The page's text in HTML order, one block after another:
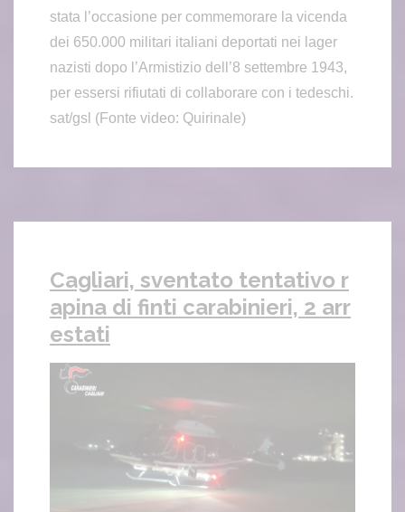
stata l’occasione per commemorare la vicenda
dei 650.000 militari italiani deportati nei lager
nazisti dopo l’Armistizio dell’8 settembre 1943,
per essersi rifiutati di collaborare con i tedeschi.
sat/gsl (Fonte video: Quirinale)
Cagliari, sventato tentativo r
apina di finti carabinieri, 2 arr
estati